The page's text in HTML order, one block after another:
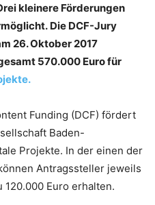
kleinere Förderungen
Die DCF-Jury
26. Oktober 2017
570.000 Euro für
Funding (DCF) fördert
Baden-
Projekte. In der einen der
Antragssteller jeweils
Euro erhalten.